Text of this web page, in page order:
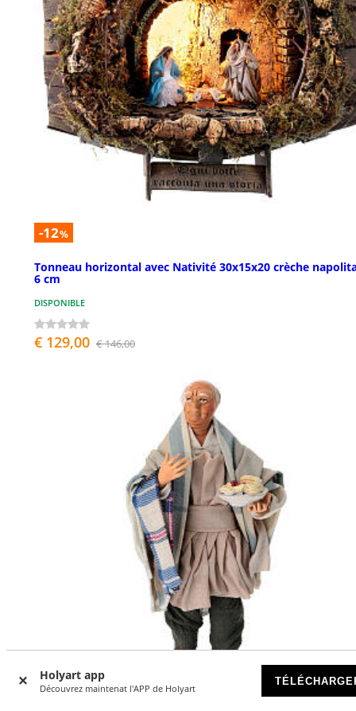
Holyart app
Découvrez maintenat l'APP de Holyart
-12%
Tonneau horizontal avec Nativité 30x15x20 crèche
6 cm
DISPONIBLE
€ 129,00 € 146,00